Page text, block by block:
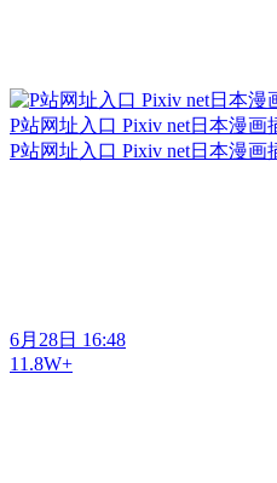
P站网址入口 Pixiv net日本漫画
P站网址入口 Pixiv net日本漫画
6月28日 16:48
11.8W+